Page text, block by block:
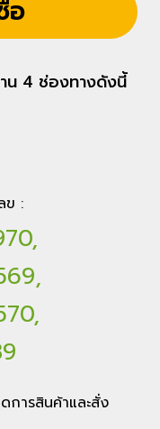
อ
น 4 ช่องทางดังนี้
ข :
,
,
,
การสินค้าและสั่ง